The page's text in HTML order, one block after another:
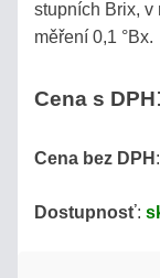
stupních Brix, v
měření 0,1 °Bx.
Cena s DPH
Cena bez DPH
Dostupnosť: